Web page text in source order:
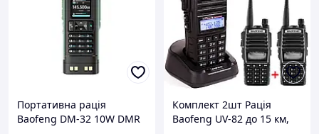
Портативна рація
Baofeng DM-32 10W DMR
Комплект 2шт Рація
Baofeng UV-82 до 15 км,